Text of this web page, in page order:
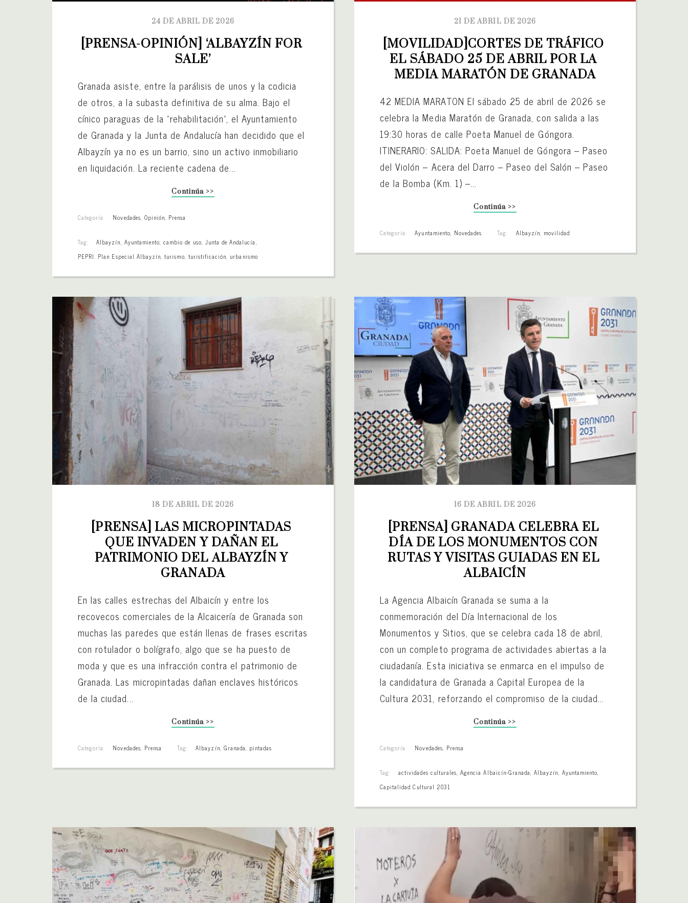
24 DE ABRIL DE 2026
[PRENSA-OPINIÓN] ‘ALBAYZÍN FOR
SALE’
Granada asiste, entre la parálisis de unos y la codicia
de otros, a la subasta definitiva de su alma. Bajo el
cínico paraguas de la “rehabilitación”, el Ayuntamiento
de Granada y la Junta de Andalucía han decidido que el
Albayzín ya no es un barrio, sino un activo inmobiliario
en liquidación. La reciente cadena de...
Continúa >>
Categoría: Novedades, Opinión, Prensa
Tag: Albayzín, Ayuntamiento,cambio de uso, Junta de Andalucía,
PEPRI. Plan Especial Albayzín,turismo, turistificación, urbanismo
21 DE ABRIL DE 2026
[MOVILIDAD]CORTES DE TRÁFICO
EL SÁBADO 25 DE ABRIL POR LA
MEDIA MARATÓN DE GRANADA
42 MEDIA MARATON El sábado 25 de abril de 2026 se
celebra la Media Maratón de Granada, con salida a las
19:30 horas de calle Poeta Manuel de Góngora.
ITINERARIO: SALIDA: Poeta Manuel de Góngora – Paseo
del Violón – Acera del Darro – Paseo del Salón – Paseo
de la Bomba (Km. 1) –...
Continúa >>
Categoría: Ayuntamiento, Novedades Tag: Albayzín, movilidad
18 DE ABRIL DE 2026
[PRENSA] LAS MICROPINTADAS
QUE INVADEN Y DAÑAN EL
PATRIMONIO DEL ALBAYZÍN Y
GRANADA
En las calles estrechas del Albaicín y entre los
recovecos comerciales de la Alcaicería de Granada son
muchas las paredes que están llenas de frases escritas
con rotulador o bolígrafo, algo que se ha puesto de
moda y que es una infracción contra el patrimonio de
Granada. Las micropintadas dañan enclaves históricos
de la ciudad...
Continúa >>
Categoría: Novedades, Prensa Tag: Albayzín, Granada, pintadas
16 DE ABRIL DE 2026
[PRENSA] GRANADA CELEBRA EL
DÍA DE LOS MONUMENTOS CON
RUTAS Y VISITAS GUIADAS EN EL
ALBAICÍN
La Agencia Albaicín Granada se suma a la
conmemoración del Día Internacional de los
Monumentos y Sitios, que se celebra cada 18 de abril,
con un completo programa de actividades abiertas a la
ciudadanía. Esta iniciativa se enmarca en el impulso de
la candidatura de Granada a Capital Europea de la
Cultura 2031, reforzando el compromiso de la ciudad...
Continúa >>
Categoría: Novedades, Prensa
Tag: actividades culturales,Agencia Albaicín-Granada,Albayzín, Ayuntamiento,
Capitalidad Cultural 2031